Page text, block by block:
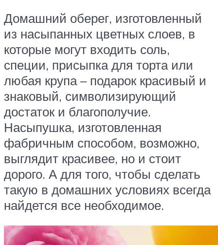
Домашний оберег, изготовленный
из насыпанных цветных слоев, в
которые могут входить соль,
специи, присыпка для торта или
любая крупа – подарок красивый и
знаковый, символизирующий
достаток и благополучие.
Насыпушка, изготовленная
фабричным способом, возможно,
выглядит красивее, но и стоит
дорого. А для того, чтобы сделать
такую в домашних условиях всегда
найдется все необходимое.